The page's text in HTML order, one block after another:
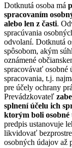
Dotknutá osoba má
spracovaním
alebo len z časti.
spracúvania
odvolaní. Dotknutá
spôsobom, akým
oznámené
spracovávať osobné
spracovania, t.j.
pre účely ochrany
Prevádzkovateľ
splnení účelu ich
ktorým boli
predpis ustanovuje
likvidovať
osobných údajov až